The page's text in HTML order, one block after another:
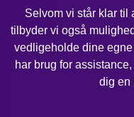
Selvom vi står klar
tilbyder vi også
vedligeholde dine
har brug for
dig en